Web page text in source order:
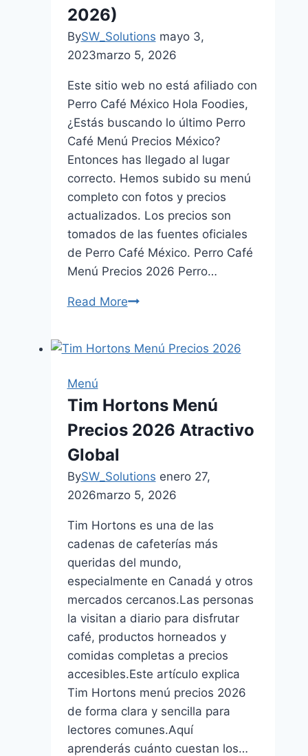
2026)
BySW_Solutions mayo 3,
2023marzo 5, 2026
Este sitio web no está afiliado con
Perro Café México Hola Foodies,
¿Estás buscando lo último Perro
Café Menú Precios México?
Entonces has llegado al lugar
correcto. Hemos subido su menú
completo con fotos y precios
actualizados. Los precios son
tomados de las fuentes oficiales
de Perro Café México. Perro Café
Menú Precios 2026 Perro…
Read MorePerro
Precios
(agosto
2026)
Menú
Tim Hortons Menú
Precios 2026 Atractivo
Global
BySW_Solutions enero 27,
2026marzo 5, 2026
Tim Hortons es una de las
cadenas de cafeterías más
queridas del mundo,
especialmente en Canadá y otros
mercados cercanos.Las personas
la visitan a diario para disfrutar
café, productos horneados y
comidas completas a precios
accesibles.Este artículo explica
Tim Hortons menú precios 2026
de forma clara y sencilla para
lectores comunes.Aquí
aprenderás cuánto cuestan los…